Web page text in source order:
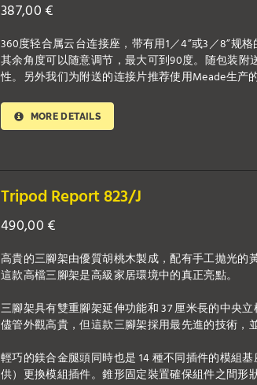
387,00 €
360度轻合属云台连接座，带有用1／4”或3／8”规
其余角度可以随意调节，最大可到90度。随包装
性。另外我们为附送的连接片推荐使用Meade生产
MORE DETAILS
Tripod Report 823/J
490,00 €
高貴的三腳架由優質胡桃木製成，配有手工拋光的
這款高檔三腳架是高級家居環境中的真正亮點。
三腳架具有雙重腳架延伸功能和 37 厘米長的中央立
儘管外觀高貴，但這款三腳架採用最先進的技術，
輕巧的鎂合金腿頭同時也是 14 種不同插件的模組
供）更換模組插件。錐形固定裝置確保組件之間形